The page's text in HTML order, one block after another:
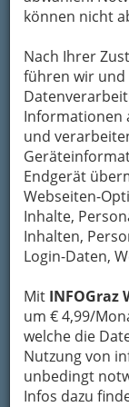
können nicht
Nach Ihrer
führen wir
Informationen
und
Endgerät
Webseiten-
Inhalte,
Inhalten,
Login-Daten,
Mit INFOGraz
um € 4,99/
welche die
Nutzung von
unbedingt
Infos dazu
2013 in
DasKollektiv